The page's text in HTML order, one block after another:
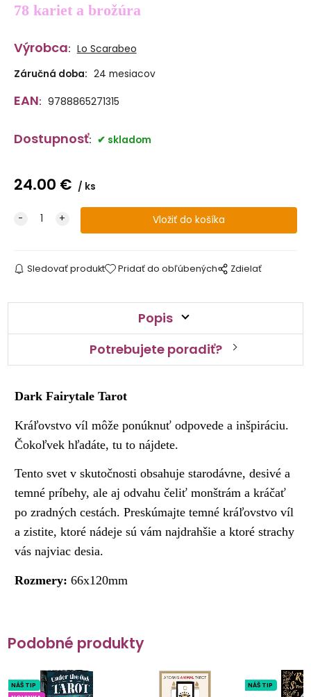
78 kariet a brožúra
Výrobca: Lo Scarabeo
Záručná doba: 24 mesiacov
EAN: 9788865271315
Dostupnosť: skladom
24.00 € ks
Sledovať produkt Pridať do obľúbených Zdielať
Popis
Potrebujete poradiť?
Dark Fairytale Tarot
Kráľovstvo víl môže ponúknuť odpovede a inšpiráciu.
Čokoľvek hľadáte, tu to nájdete.
Tento svet v skutočnosti obsahuje starodávne, desivé a
temné príbehy, ale aj odvahu čeliť monštrám a kráčať
po zradných cestách. Preskúmajte temné kráľovstvo víl
a zistite, ktoré nádeje sú vám najdrahšie a ktoré strachy
vás najviac desia.
Rozmery: 66x120mm
Podobné produkty
NÁŠ TIP
NÁŠ TIP